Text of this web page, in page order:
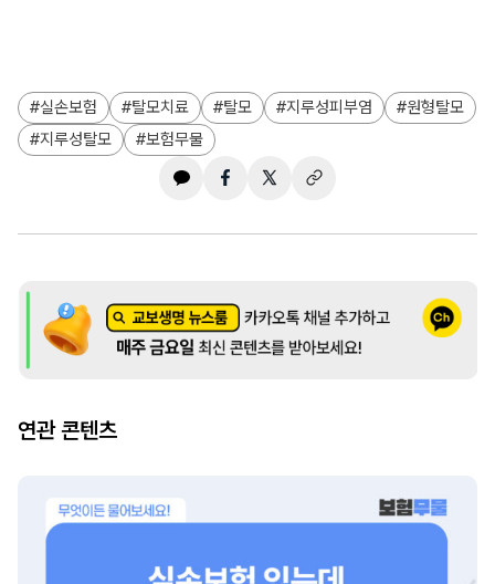
실손보험 탈모치료 탈모 지루성피부염
원형탈모
지루성탈모
보험무물
연관 콘텐츠